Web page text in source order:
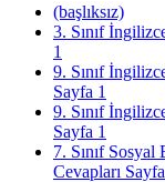
(başlıksız)
3. Sınıf
1
9. Sınıf
Sayfa 1
9. Sınıf
Sayfa 1
7. Sınıf
Cevapları